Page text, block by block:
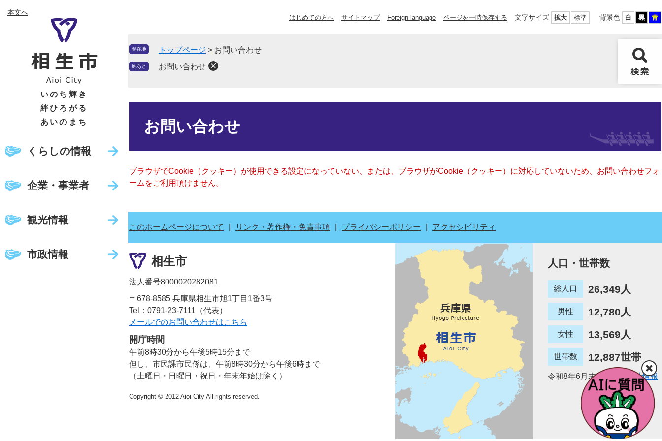
ー
ニ
本文へ
いのち輝き
絆ひろがる
あいのまち
くらしの情報
企業・事業者
観光情報
市政情報
はじめての方へ サイトマップ Foreign language ページを一時保存する 文字サイズ 拡大 標準 背景色 白 黒 青
現在地 トップページ > お問い合わせ
足あと お問い合わせ
お問い合わせ
ブラウザでCookie（クッキー）が使用できる設定になっていない、または、ブラウザがCookie（クッキー）に対応していないため、お問い合わせフォ
ームをご利用頂けません。
このホームページについて リンク・著作権・免責事項 プライバシーポリシー アクセシビリティ
相生市
法人番号8000020282081
〒678-8585 兵庫県相生市旭1丁目1番3号
Tel：0791-23-7111（代表）
メールでのお問い合わせはこちら
開庁時間
午前8時30分から午後5時15分まで
但し、市民課市民係は、午前8時30分から午後6時まで
（土曜日・日曜日・祝日・年末年始は除く）
Copyright © 2012 Aioi City All rights reserved.
人口・世帯数
総人口 26,349人
男性 12,780人
女性 13,569人
世帯数 12,887世帯
令和8年6月末日現在 統計情報